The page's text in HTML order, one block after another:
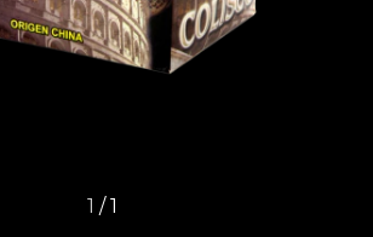
1 /1